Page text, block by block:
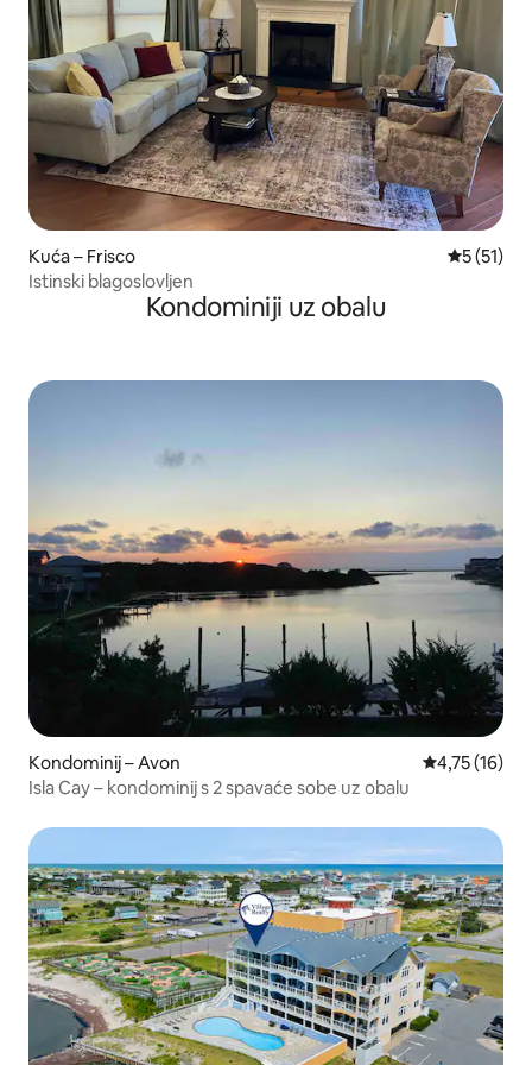
Kuća – Frisco Prosječna
5 (51)
Istinski blagoslovljen
Kondominiji uz obalu
Kondominij – Avon Prosječna
4,75 (16)
Isla Cay – kondominij s 2 spavaće sobe uz obalu